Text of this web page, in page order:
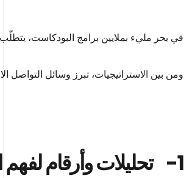
في بحر مليء بملايين برامج البودكاست،
ومن بين الاستراتيجيات، تبرز وسائل التواصل
1- تحليلات وأرقام